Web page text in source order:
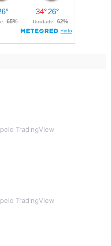
pelo TradingView
pelo TradingView